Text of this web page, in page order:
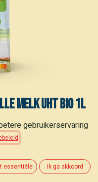
melk UHT bio 1L
gebruikerservaring
essentiële Ik ga akkoord